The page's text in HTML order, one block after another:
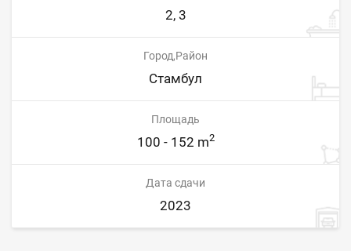
2, 3
Город,Район
Стамбул
Площадь
100 - 152 m2
Дата сдачи
2023